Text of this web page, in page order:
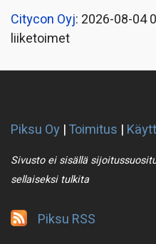
Citycon Oyj: 2026-08-04
liiketoimet
Piksu Oy |Toimitus |
Sivusto ei sisällä
sellaiseksi tulkita
Piksu RSS